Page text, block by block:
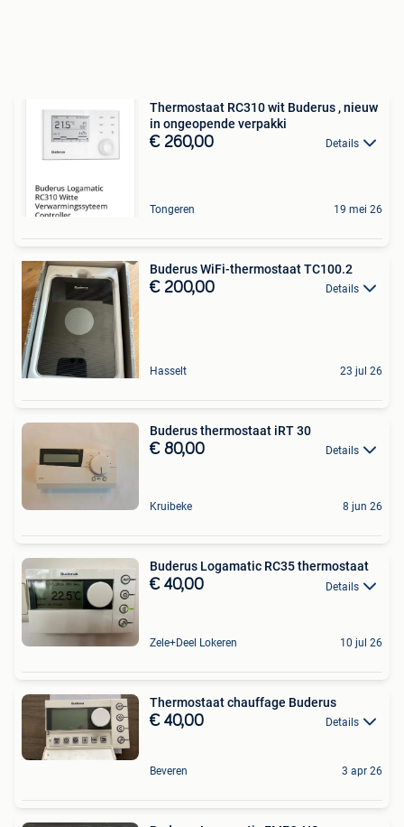
Thermostaat RC310 wit Buderus , nieuw
in ongeopende verpakki
€ 260,00 Details
Tongeren 19 mei 26
Buderus WiFi-thermostaat TC100.2
€ 200,00 Details
Hasselt 23 jul 26
Buderus thermostaat iRT 30
€ 80,00 Details
Kruibeke 8 jun 26
Buderus Logamatic RC35 thermostaat
€ 40,00 Details
Zele+Deel Lokeren 10 jul 26
Thermostaat chauffage Buderus
€ 40,00 Details
Beveren 3 apr 26